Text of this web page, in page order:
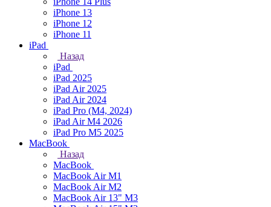
iPhone 13
iPhone 12
iPhone 11
iPad
Назад
iPad
iPad 2025
iPad Air 2025
iPad Air 2024
iPad Pro (M4, 2024)
iPad Air M4 2026
iPad Pro M5 2025
MacBook
Назад
MacBook
MacBook Air M1
MacBook Air M2
MacBook Air 13" M3